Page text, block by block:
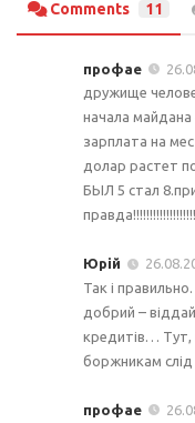
Comments 11
профае
дружище
начала майдана
зарплата на
долар растет
БЫЛ 5 стал
Юрій
Так і
добрий –
кредитів…
боржникам слід
профае